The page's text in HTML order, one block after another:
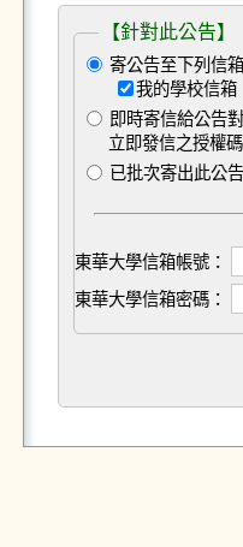
【針對此公告
寄公告至下列信箱
我的學校信箱
即時寄信給公告
立即發信之授權碼
已批次寄出此公
東華大學信箱帳號：
東華大學信箱密碼：